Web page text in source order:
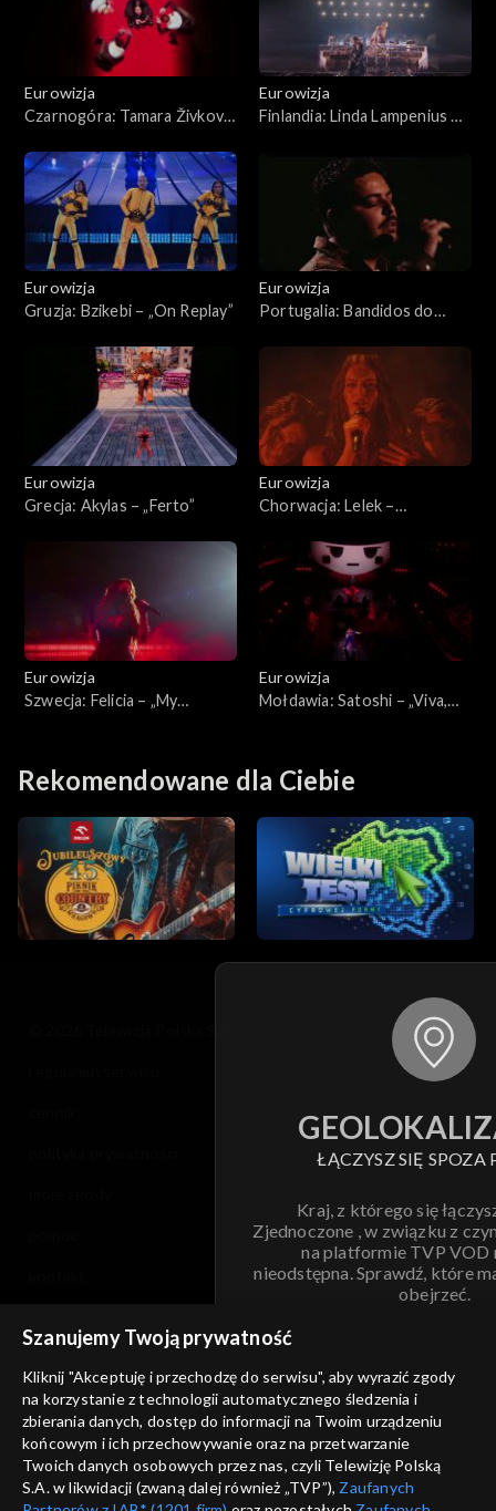
Eurowizja
Czarnogóra: Tamara Živković
Eurowizja
Finlandia: Linda Lampenius &
„Liekinheitin ”
Eurowizja
Gruzja: Bzikebi – „On Replay”
Eurowizja
Portugalia: Bandidos do
Eurowizja
Grecja: Akylas – „Ferto”
Eurowizja
Chorwacja: Lelek –
Eurowizja
Szwecja: Felicia – „My
Eurowizja
Mołdawia: Satoshi – „Viva,
Rekomendowane dla Ciebie
ŁĄCZYSZ SIĘ SPOZA
Kraj, z którego się
Zjednoczone , w związku z
na platformie TVP VOD
nieodstępna. Sprawdź, które
obejrzeć.
ANULUJ
informacje o dostawcy usług
Szanujemy Twoją prywatność
Kliknij "Akceptuję i przechodzę do serwisu", aby wyrazić zgody
na korzystanie z technologii automatycznego śledzenia i
zbierania danych, dostęp do informacji na Twoim urządzeniu
końcowym i ich przechowywanie oraz na przetwarzanie
Twoich danych osobowych przez nas, czyli Telewizję Polską
S.A. w likwidacji (zwaną dalej również „TVP”), Zaufanych